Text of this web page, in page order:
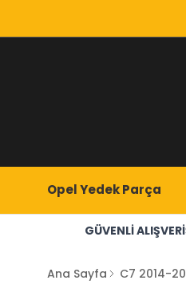
Opel Yedek Parça
GÜVENLİ
Ana Sayfa C7 2014-